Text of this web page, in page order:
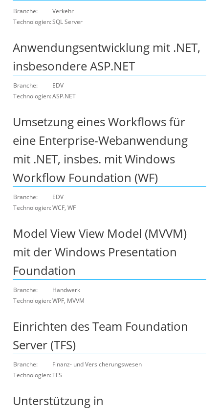
Branche:
Verkehr
Technologien:SQL Server
Anwendungsentwicklung mit .NET,
insbesondere ASP.NET
Branche:
EDV
Technologien:ASP.NET
Umsetzung eines Workflows für
eine Enterprise-Webanwendung
mit .NET, insbes. mit Windows
Workflow Foundation (WF)
Branche:
EDV
Technologien:WCF, WF
Model View View Model (MVVM)
mit der Windows Presentation
Foundation
Branche:
Handwerk
Technologien:WPF, MVVM
Einrichten des Team Foundation
Server (TFS)
Branche:
Finanz- und Versicherungswesen
Technologien:TFS
Unterstützung in